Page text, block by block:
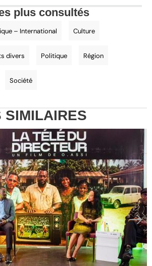
plus consultés
– International Culture
divers Politique Région
Société
SIMILAIRES